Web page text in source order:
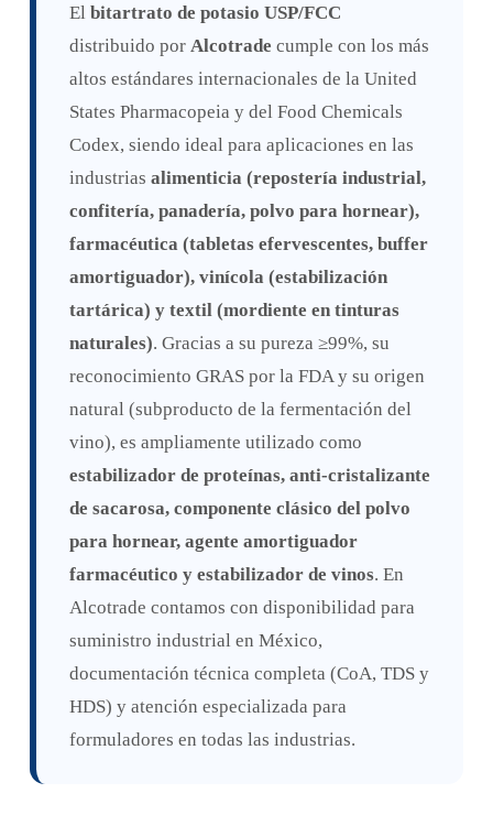
El bitartrato de potasio USP/FCC
distribuido por Alcotrade cumple con los más
altos estándares internacionales de la United
States Pharmacopeia y del Food Chemicals
Codex, siendo ideal para aplicaciones en las
industrias alimenticia (repostería industrial,
confitería, panadería, polvo para hornear),
farmacéutica (tabletas efervescentes, buffer
amortiguador), vinícola (estabilización
tartárica) y textil (mordiente en tinturas
naturales). Gracias a su pureza ≥99%, su
reconocimiento GRAS por la FDA y su origen
natural (subproducto de la fermentación del
vino), es ampliamente utilizado como
estabilizador de proteínas, anti-cristalizante
de sacarosa, componente clásico del polvo
para hornear, agente amortiguador
farmacéutico y estabilizador de vinos. En
Alcotrade contamos con disponibilidad para
suministro industrial en México,
documentación técnica completa (CoA, TDS y
HDS) y atención especializada para
formuladores en todas las industrias.